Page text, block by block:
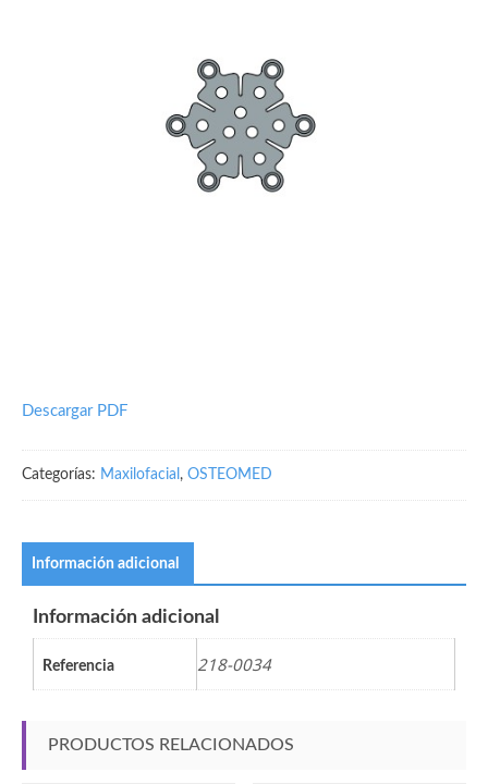
Descargar PDF
Categorías: Maxilofacial , OSTEOMED
Información adicional
Información adicional
Referencia 218-0034
PRODUCTOS RELACIONADOS